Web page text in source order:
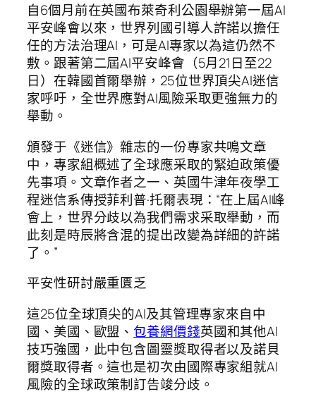
自6個月前在英國布萊奇利公園舉辦第一屆AI
平安峰會以來，世界列國引導人許諾以擔任
任的方法治理AI，可是AI專家以為這仍然不
敷。跟著第二屆AI平安峰會（5月21日至22
日）在韓國首爾舉辦，25位世界頂尖AI迷信
家呼吁，全世界應對AI風險采取更強無力的
舉動。
頒發于《迷信》雜志的一份專家共鳴文章
中，專家組概述了全球應采取的緊迫政策優
先事項。文章作者之一、英國牛津年夜學工
程迷信系傳授菲利普·托爾表現：“在上屆AI峰
會上，世界分歧以為我們需求采取舉動，而
此刻是時辰將含混的提出改變為詳細的許諾
了。”
平安性研討嚴重匱乏
這25位全球頂尖的AI及其管理專家來自中
國、美國、歐盟、包養網價錢英國和其他AI
技巧強國，此中包含圖靈獎取得者以及諾貝
爾獎取得者。這也是初次由國際專家組就AI
風險的全球政策制訂告竣分歧。